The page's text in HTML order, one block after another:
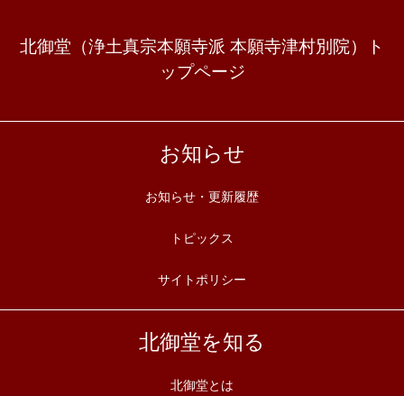
北御堂（浄土真宗本願寺派 本願寺津村別院）ト
ップページ
お知らせ
お知らせ・更新履歴
トピックス
サイトポリシー
北御堂を知る
北御堂とは